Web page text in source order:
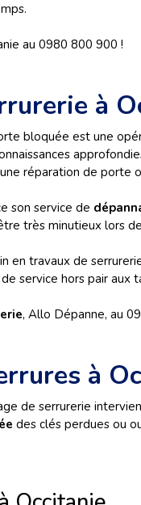
au 0980 800 900 !
à
bloquée est une
réparation de porte
son service de
très minutieux lors
en travaux de
service hors pair aux
, Allo Dépanne, au
à
de serrurerie
des clés perdues ou